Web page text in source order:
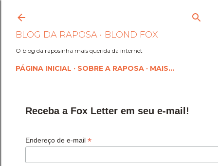
Pular para o conteúdo
BLOG DA RAPOSA • BLOND FOX
O blog da raposinha mais querida da internet
PÁGINA INICIAL SOBRE A RAPOSA MAIS…
Receba a Fox Letter em seu e-mail!
Endereço de e-mail *